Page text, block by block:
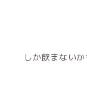
しか飲まない